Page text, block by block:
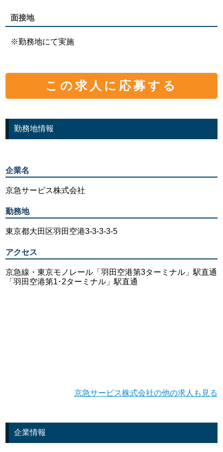
面接地
※勤務地にて実施
この求人に応募する
勤務地情報
企業名
京急サービス株式会社
勤務地
東京都大田区羽田空港3-3-3-3-5
アクセス
京急線・東京モノレール「羽田空港第3ターミナル」駅直通
「羽田空港第1･2ターミナル」駅直通
京急サービス株式会社の他の求人も見る
企業情報